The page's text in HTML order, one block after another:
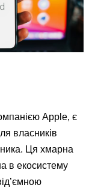
Apple, є
власників
Ця хмарна
в екосистему